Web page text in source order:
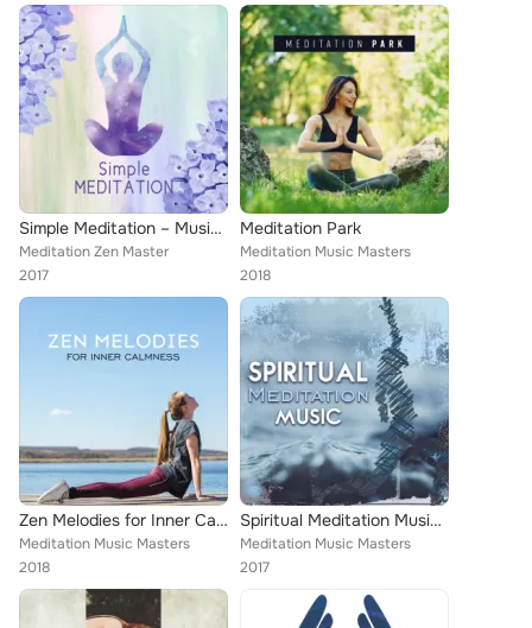
Simple Meditation – Music for Meditation to Tidy Up the Mind, Helpful for Yoga Practice, Meditation, Zen
Meditation Zen Master
2017
Meditation Park
Meditation Music Masters
2018
Zen Melodies for Inner Calmness
Meditation Music Masters
2018
Spiritual Meditation Music – Chilled Songs for Meditate, Spirit Free, Inner Journey, Calm Music
Meditation Music Masters
2017